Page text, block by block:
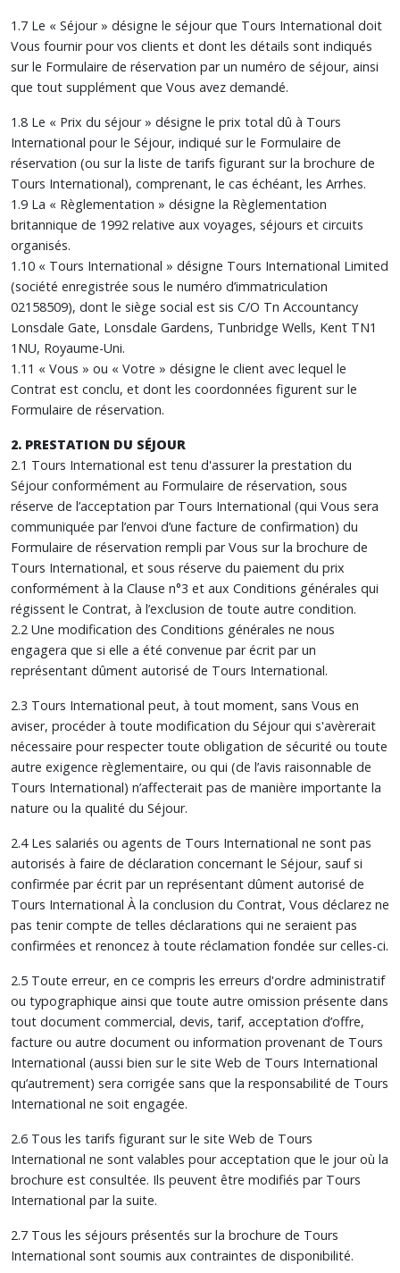
1.7 Le « Séjour » désigne le séjour que Tours International doit
Vous fournir pour vos clients et dont les détails sont indiqués
sur le Formulaire de réservation par un numéro de séjour, ainsi
que tout supplément que Vous avez demandé.
1.8 Le « Prix du séjour » désigne le prix total dû à Tours
International pour le Séjour, indiqué sur le Formulaire de
réservation (ou sur la liste de tarifs figurant sur la brochure de
Tours International), comprenant, le cas échéant, les Arrhes.
1.9 La « Règlementation » désigne la Règlementation
britannique de 1992 relative aux voyages, séjours et circuits
organisés.
1.10 « Tours International » désigne Tours International Limited
(société enregistrée sous le numéro d’immatriculation
02158509), dont le siège social est sis C/O Tn Accountancy
Lonsdale Gate, Lonsdale Gardens, Tunbridge Wells, Kent TN1
1NU, Royaume-Uni.
1.11 « Vous » ou « Votre » désigne le client avec lequel le
Contrat est conclu, et dont les coordonnées figurent sur le
Formulaire de réservation.
2. PRESTATION DU SÉJOUR
2.1 Tours International est tenu d'assurer la prestation du
Séjour conformément au Formulaire de réservation, sous
réserve de l’acceptation par Tours International (qui Vous sera
communiquée par l’envoi d’une facture de confirmation) du
Formulaire de réservation rempli par Vous sur la brochure de
Tours International, et sous réserve du paiement du prix
conformément à la Clause n°3 et aux Conditions générales qui
régissent le Contrat, à l’exclusion de toute autre condition.
2.2 Une modification des Conditions générales ne nous
engagera que si elle a été convenue par écrit par un
représentant dûment autorisé de Tours International.
2.3 Tours International peut, à tout moment, sans Vous en
aviser, procéder à toute modification du Séjour qui s'avèrerait
nécessaire pour respecter toute obligation de sécurité ou toute
autre exigence règlementaire, ou qui (de l’avis raisonnable de
Tours International) n’affecterait pas de manière importante la
nature ou la qualité du Séjour.
2.4 Les salariés ou agents de Tours International ne sont pas
autorisés à faire de déclaration concernant le Séjour, sauf si
confirmée par écrit par un représentant dûment autorisé de
Tours International À la conclusion du Contrat, Vous déclarez ne
pas tenir compte de telles déclarations qui ne seraient pas
confirmées et renoncez à toute réclamation fondée sur celles-ci.
2.5 Toute erreur, en ce compris les erreurs d'ordre administratif
ou typographique ainsi que toute autre omission présente dans
tout document commercial, devis, tarif, acceptation d’offre,
facture ou autre document ou information provenant de Tours
International (aussi bien sur le site Web de Tours International
qu’autrement) sera corrigée sans que la responsabilité de Tours
International ne soit engagée.
2.6 Tous les tarifs figurant sur le site Web de Tours
International ne sont valables pour acceptation que le jour où la
brochure est consultée. Ils peuvent être modifiés par Tours
International par la suite.
2.7 Tous les séjours présentés sur la brochure de Tours
International sont soumis aux contraintes de disponibilité.